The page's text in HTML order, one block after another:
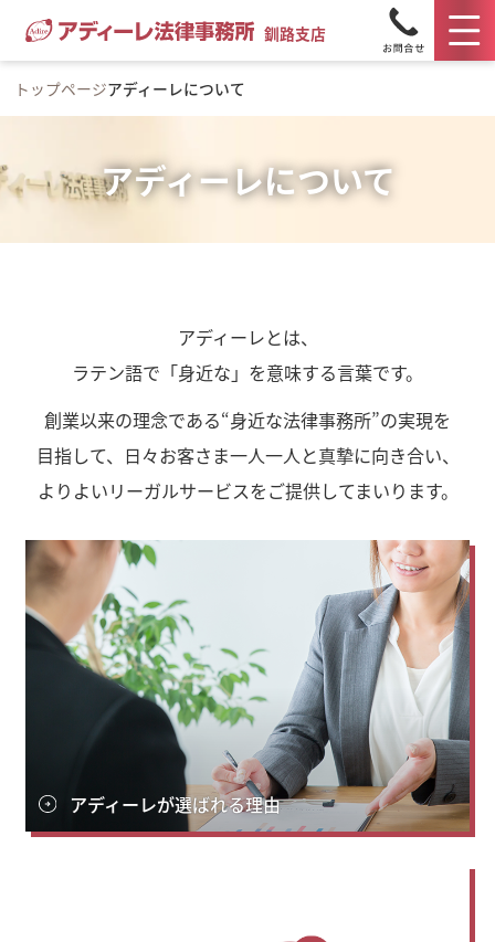
釧路支店
トップページアディーレについて
アディーレについて
アディーレとは、
ラテン語で「身近な」を意味する言葉です。
創業以来の理念である“身近な法律事務所”の実現を
目指して、日々お客さま一人一人と真摯に向き合い、
よりよいリーガルサービスをご提供してまいります。
アディーレが選ばれる理由